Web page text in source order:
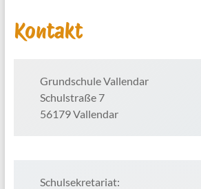
Kontakt
Grundschule Vallendar
Schulstraße 7
56179 Vallendar
Schulsekretariat: